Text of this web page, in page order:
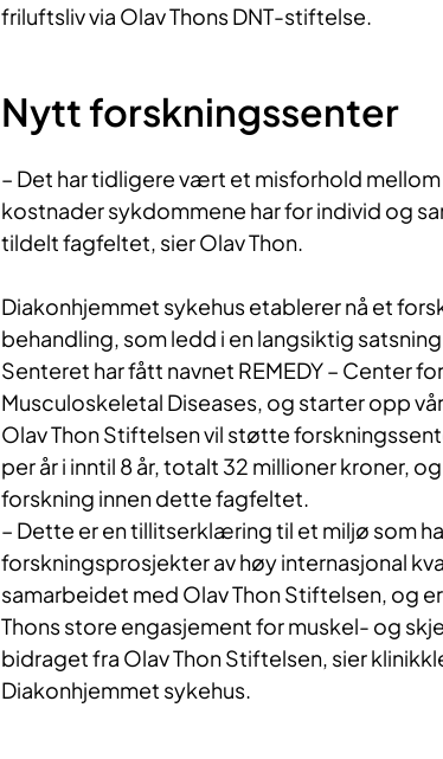
friluftsliv via Olav Thons DNT-stiftelse.
Nytt forskningssen​ter
– Det har tidligere vært et misforhold
kostnader sykdommene har for individ og
tildelt fagfeltet, sier Olav Thon.
Diakonhjemmet sykehus etablerer nå et
behandling, som ledd i en langsiktig
Senteret har fått navnet REMEDY – Center
Musculoskeletal Diseases, og starter opp
Olav Thon Stiftelsen vil støtte
per år i inntil 8 år, totalt 32 millioner kroner,
forskning innen dette fagfeltet.
– Dette er en tillitserklæring til et miljø som
forskningsprosjekter av høy internasjonal
samarbeidet med Olav Thon Stiftelsen, og
Thons store engasjement for muskel- og
bidraget fra Olav Thon Stiftelsen, sier
Diakonhjemmet sykehus.